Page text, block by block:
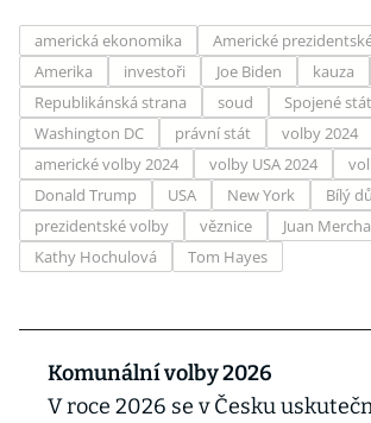
americká ekonomika
Americké
Amerika
investoři Joe Biden kauza
Republikánská strana
soud Spojené
Washington DC
právní stát
volby 2024
americké volby 2024
volby USA 2024
Donald Trump
USA New York
Bílý
prezidentské volby
věznice
Juan
Kathy Hochulová
Tom Hayes
Komunální volby 2026
V roce 2026 se v Česku